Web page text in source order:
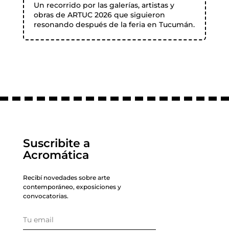
Un recorrido por las galerías, artistas y
obras de ARTUC 2026 que siguieron
resonando después de la feria en Tucumán.
Suscribite a
Acromática
Recibí novedades sobre arte
contemporáneo, exposiciones y
convocatorias.